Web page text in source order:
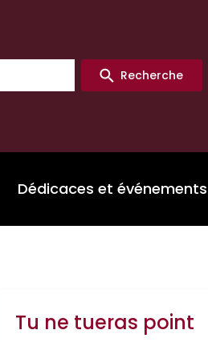
Recherche
Dédicaces et événements
Tu ne tueras point